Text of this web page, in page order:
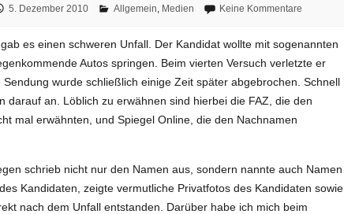
5. Dezember 2010 Allgemein, Medien Keine Kommentare
es einen schweren Unfall. Der Kandidat wollte mit sogenannten
Autos springen. Beim vierten Versuch verletzte er
wurde schließlich einige Zeit später abgebrochen. Schnell
darauf an. Löblich zu erwähnen sind hierbei die FAZ, die den
mal erwähnten, und Spiegel Online, die den Nachnamen
schrieb nicht nur den Namen aus, sondern nannte auch Namen
Kandidaten, zeigte vermutliche Privatfotos des Kandidaten sowie
nach dem Unfall entstanden. Darüber habe ich mich beim